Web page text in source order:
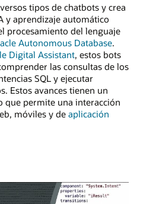
tipos de chatbots y crea
y aprendizaje automático
procesamiento del lenguaje
Autonomous Database.
Digital Assistant, estos bots
las consultas de los
SQL y ejecutar
Estos avances tienen un
que permite una interacción
móviles y de aplicación